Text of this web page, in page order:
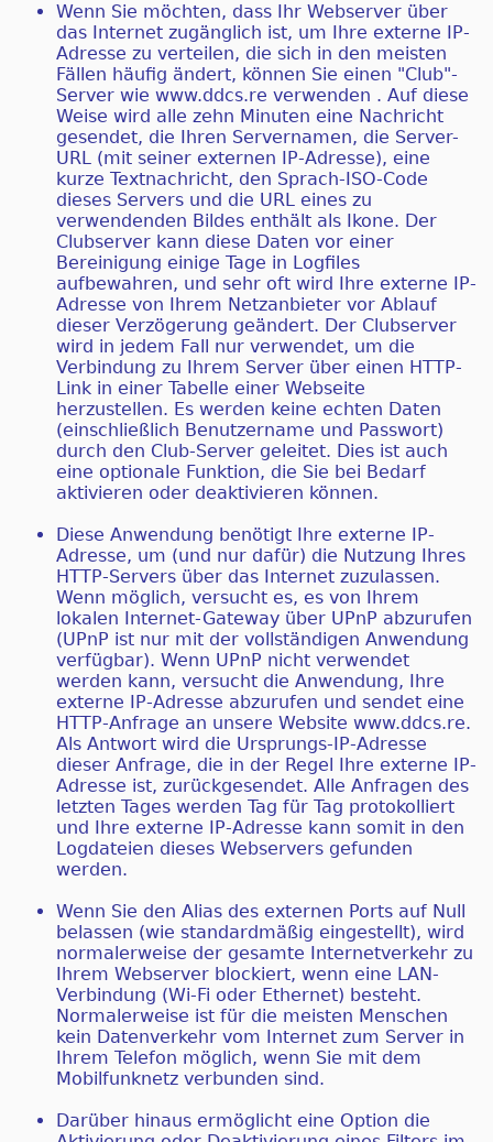
Wenn Sie möchten, dass Ihr Webserver über
das Internet zugänglich ist, um Ihre externe IP-
Adresse zu verteilen, die sich in den meisten
Fällen häufig ändert, können Sie einen "Club"-
Server wie www.ddcs.re verwenden . Auf diese
Weise wird alle zehn Minuten eine Nachricht
gesendet, die Ihren Servernamen, die Server-
URL (mit seiner externen IP-Adresse), eine
kurze Textnachricht, den Sprach-ISO-Code
dieses Servers und die URL eines zu
verwendenden Bildes enthält als Ikone. Der
Clubserver kann diese Daten vor einer
Bereinigung einige Tage in Logfiles
aufbewahren, und sehr oft wird Ihre externe IP-
Adresse von Ihrem Netzanbieter vor Ablauf
dieser Verzögerung geändert. Der Clubserver
wird in jedem Fall nur verwendet, um die
Verbindung zu Ihrem Server über einen HTTP-
Link in einer Tabelle einer Webseite
herzustellen. Es werden keine echten Daten
(einschließlich Benutzername und Passwort)
durch den Club-Server geleitet. Dies ist auch
eine optionale Funktion, die Sie bei Bedarf
aktivieren oder deaktivieren können.
Diese Anwendung benötigt Ihre externe IP-
Adresse, um (und nur dafür) die Nutzung Ihres
HTTP-Servers über das Internet zuzulassen.
Wenn möglich, versucht es, es von Ihrem
lokalen Internet-Gateway über UPnP abzurufen
(UPnP ist nur mit der vollständigen Anwendung
verfügbar). Wenn UPnP nicht verwendet
werden kann, versucht die Anwendung, Ihre
externe IP-Adresse abzurufen und sendet eine
HTTP-Anfrage an unsere Website www.ddcs.re.
Als Antwort wird die Ursprungs-IP-Adresse
dieser Anfrage, die in der Regel Ihre externe IP-
Adresse ist, zurückgesendet. Alle Anfragen des
letzten Tages werden Tag für Tag protokolliert
und Ihre externe IP-Adresse kann somit in den
Logdateien dieses Webservers gefunden
werden.
Wenn Sie den Alias ​​des externen Ports auf Null
belassen (wie standardmäßig eingestellt), wird
normalerweise der gesamte Internetverkehr zu
Ihrem Webserver blockiert, wenn eine LAN-
Verbindung (Wi-Fi oder Ethernet) besteht.
Normalerweise ist für die meisten Menschen
kein Datenverkehr vom Internet zum Server in
Ihrem Telefon möglich, wenn Sie mit dem
Mobilfunknetz verbunden sind.
Darüber hinaus ermöglicht eine Option die